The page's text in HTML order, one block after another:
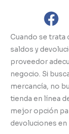
Cuando se
saldos y
proveedor
negocio. Si
mercancía, no
tienda en línea
mejor opción
devoluciones en